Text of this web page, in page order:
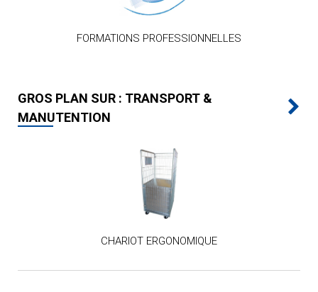
FORMATIONS PROFESSIONNELLES
GROS PLAN SUR : TRANSPORT &
MANUTENTION
CHARIOT ERGONOMIQUE